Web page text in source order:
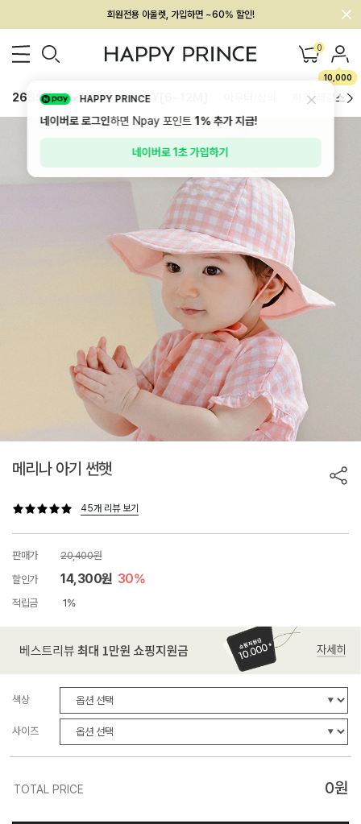
회원전용 아울렛, 가입하면 ~60% 할인!
멤버십 최대 28,000원 혜택 0
10,000
26SS 신상 BEST BABY[6~12M] 하의/레깅스
메리나 아기 썬햇
45개 리뷰 보기
판매가
20,400원
할인가
14,300원 30%
적립금 1%
색상
사이즈
TOTAL PRICE 0원
HAPPY PRINCE
네이버로 로그인하면 Npay 포인트1%추가 지급!
네이버로 1초 가입하기